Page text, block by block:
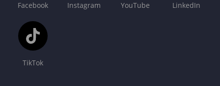
Facebook Instagram YouTube LinkedIn
TikTok